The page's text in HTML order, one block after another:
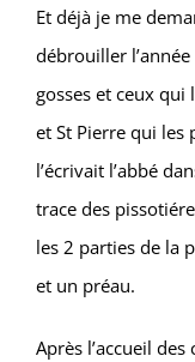
Et déjà je me
débrouiller
gosses et ceux qui
et St Pierre qui les
l’écrivait l’abbé
trace des
les 2 parties de la
et un préau.
Après l’accueil